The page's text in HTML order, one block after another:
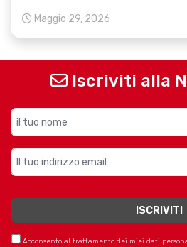
Maggio 29, 2026
Iscriviti alla
Acconsento al trattamento dei miei dati